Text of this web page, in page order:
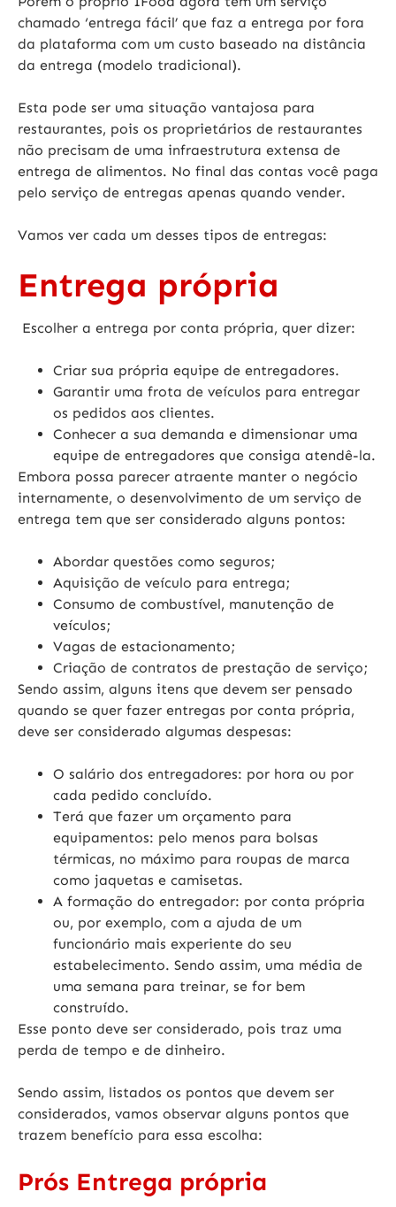
chamado ‘entrega fácil’ que faz a entrega por fora
da plataforma com um custo baseado na distância
da entrega (modelo tradicional).
Esta pode ser uma situação vantajosa para
restaurantes, pois os proprietários de restaurantes
não precisam de uma infraestrutura extensa de
entrega de alimentos. No final das contas você paga
pelo serviço de entregas apenas quando vender.
Vamos ver cada um desses tipos de entregas:
Entrega própria
Escolher a entrega por conta própria, quer dizer:
Criar sua própria equipe de entregadores.
Garantir uma frota de veículos para entregar
os pedidos aos clientes.
Conhecer a sua demanda e dimensionar uma
equipe de entregadores que consiga atendê-la.
Embora possa parecer atraente manter o negócio
internamente, o desenvolvimento de um serviço de
entrega tem que ser considerado alguns pontos:
Abordar questões como seguros;
Aquisição de veículo para entrega;
Consumo de combustível, manutenção de
veículos;
Vagas de estacionamento;
Criação de contratos de prestação de serviço;
Sendo assim, alguns itens que devem ser pensado
quando se quer fazer entregas por conta própria,
deve ser considerado algumas despesas:
O salário dos entregadores: por hora ou por
cada pedido concluído.
Terá que fazer um orçamento para
equipamentos: pelo menos para bolsas
térmicas, no máximo para roupas de marca
como jaquetas e camisetas.
A formação do entregador: por conta própria
ou, por exemplo, com a ajuda de um
funcionário mais experiente do seu
estabelecimento. Sendo assim, uma média de
uma semana para treinar, se for bem
construído.
Esse ponto deve ser considerado, pois traz uma
perda de tempo e de dinheiro.
Sendo assim, listados os pontos que devem ser
considerados, vamos observar alguns pontos que
trazem benefício para essa escolha:
Prós Entrega própria